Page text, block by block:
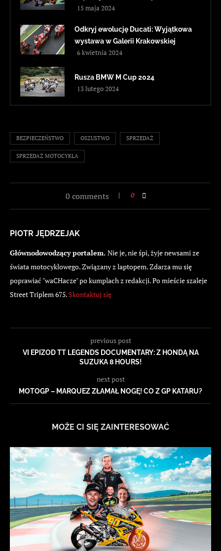
15 maja 2024
Odkryj ewolucję Ducati: Wyjątkowa
wystawa w Galerii Krakowskiej
6 kwietnia 2024
Rusza BMW M Cup 2024
13 lutego 2024
BEZPIECZEŃSTWO OSZUSTWO SPRZEDAŻ
SPRZEDAŻ MOTOCYKLA
0 comments 0
PIOTR JĘDRZEJAK
Głównodowodzący portalem. Nie je, nie śpi, żyje newsami ze
świata motocyklowego. Związany z laptopem. Zdarza mu się
poprawiać "waCHacze" po kumplach z redakcji. Po mieście szaleje
Street Triplem 675. Skontaktuj się
previous post
VI EPIZOD TT LEGENDS DOCUMENTARY: Z HONDĄ NA
SUZUKA 8 HOURS!
next post
MOTOGP – MARQUEZ ZŁAMAŁ NOGĘ! CO Z GP KATARU?
MOŻE CI SIĘ ZAINTERESOWAĆ